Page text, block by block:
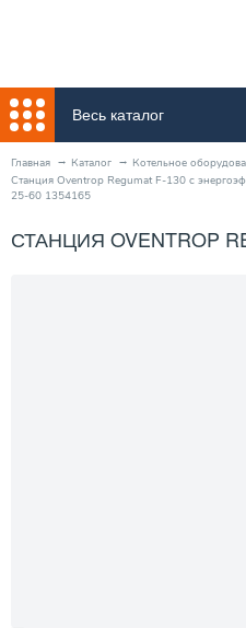
Весь каталог
Главная Каталог Котельное
Станция Oventrop Regumat F-130 с
25-60 1354165
СТАНЦИЯ OVENTROP